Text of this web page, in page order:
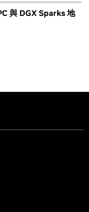
與 DGX Sparks 地